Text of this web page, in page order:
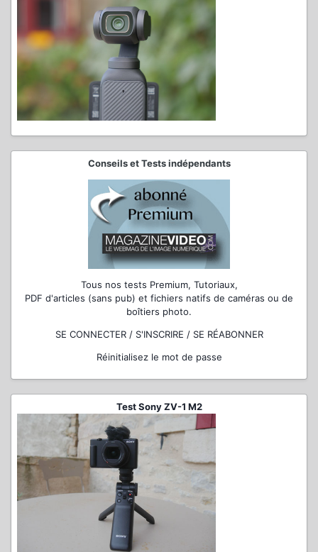
Conseils et Tests indépendants
Tous nos tests Premium, Tutoriaux,
PDF d'articles (sans pub) et fichiers natifs de caméras ou de
boîtiers photo.
SE CONNECTER / S'INSCRIRE / SE RÉABONNER
Réinitialisez le mot de passe
Test Sony ZV-1 M2